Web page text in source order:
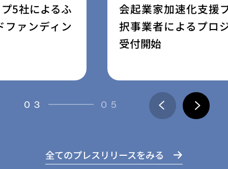
会起業家加速化支援プログラム」採
択事業者によるプロジェクトの寄附
03 05
全てのプレスリリースをみる